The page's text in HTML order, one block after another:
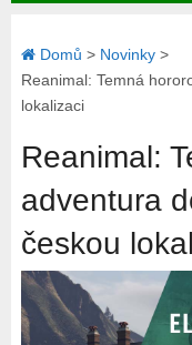
Domů > Novinky>
Reanimal: Temná
lokalizaci
Reanimal:
adventura
českou